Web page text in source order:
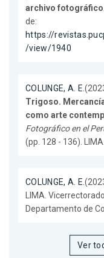
archivo fotográfico
de:
https://
/view/1940
COLUNGE, A. E.
Trigoso.
como arte
Fotográfico en el
(pp. 128 - 136).
COLUNGE, A. E.
LIMA.
Departamento de
Ver